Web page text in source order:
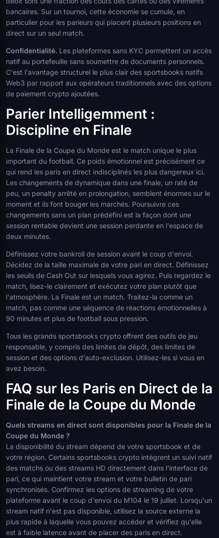
bancaires. Sur un tournoi, cette économie se cumule, en
particulier pour les parieurs qui placent plusieurs positions en
direct sur un seul match.
Confidentialité. Les plateformes sans KYC permettent un accès
natif au portefeuille sans soumettre de documents personnels.
C'est l'avantage structurel le plus clair des sportsbooks natifs
Web3 par rapport aux opérateurs traditionnels avec des options
de paiement crypto ajoutées.
Parier Intelligemment :
Discipline en Finale
La Finale de la Coupe du Monde est le match unique le plus
important du football. Ce poids émotionnel est précisément ce
qui rend les paris en direct indisciplinés les plus dangereux ici.
Les changements de dynamique dans une finale, un raté de
peu, un penalty arrêté en prolongation, semblent énormes sur le
moment et ils font bouger les marchés. Poursuivre ces
changements sans un plan prédéfini est la façon dont une
session rentable devient une session perdante en l'espace de
deux minutes.
Définissez votre bankroll de session avant le coup d'envoi.
Décidez de la taille maximale de votre pari en direct. Définissez
les seuils de Cash Out sur lesquels vous agirez. Puis regardez le
match, lisez-le clairement et exécutez votre plan plutôt que
l'atmosphère. La Finale est un match. Traitez-la comme un
match, pas comme une séquence de réactions émotionnelles à
90 minutes et plus de football sous pression.
Tous les grands sportsbooks crypto offrent des outils de jeu
responsable, y compris des limites de dépôt, des limites de
session et des options d'auto-exclusion. Utilisez-les si vous en
avez besoin.
FAQ sur les Paris en Direct de la
Finale de la Coupe du Monde
Quels streams en direct sont disponibles pour la Finale de la
Coupe du Monde ?
La disponibilité du stream dépend de votre sportsbook et de
votre région. Certains sportsbooks crypto intègrent un suivi natif
des matchs ou des streams HD directement dans l'interface de
pari, ce qui maintient votre stream et votre bulletin de pari
synchronisés. Confirmez les options de streaming de votre
plateforme avant le coup d'envoi du M104 le 19 juillet. Lorsqu'un
stream natif n'est pas disponible, utilisez la source externe la
plus rapide à laquelle vous pouvez accéder et vérifiez qu'elle
est à faible latence avant de placer des paris en direct.